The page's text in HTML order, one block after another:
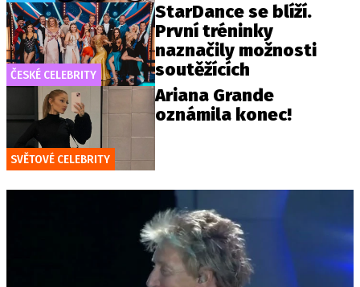
ČESKÉ CELEBRITY
StarDance se blíží.
První tréninky
naznačily možnosti
soutěžících
SVĚTOVÉ CELEBRITY
Ariana Grande
oznámila konec!